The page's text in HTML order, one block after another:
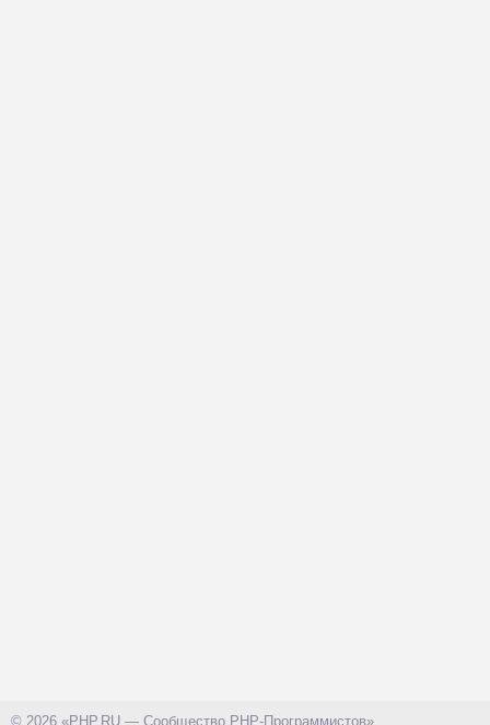
© 2026 «PHP.RU — Сообщество PHP-Программистов»